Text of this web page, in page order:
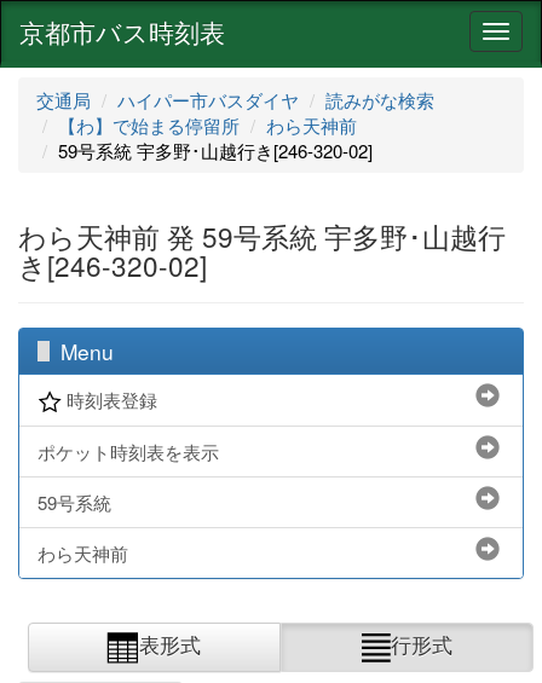
ナ
ビ
京都市バス時刻表
交通局 ハイパー市バスダイヤ
読みがな検索
【わ】で始まる停留所
わら天神前
59号系統 宇多野･山越行き[246-320-02]
わら天神前 発 59号系統 宇多野･山越行
き[246-320-02]
Menu
時刻表登録
ポケット時刻表を表示
59号系統
わら天神前
表形式 行形式